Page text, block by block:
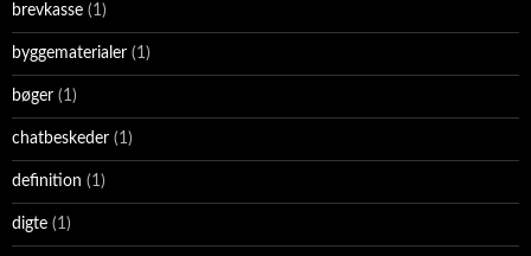
brevkasse (1)
byggematerialer (1)
bøger (1)
chatbeskeder (1)
definition (1)
digte (1)